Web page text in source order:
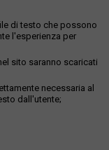
di testo che possono
l'esperienza per
sito saranno scaricati
necessaria al
dall'utente;